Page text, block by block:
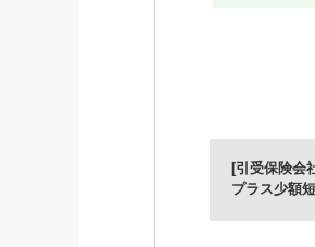
入院日数に
入院時も個
[引受保険会
プラス少額